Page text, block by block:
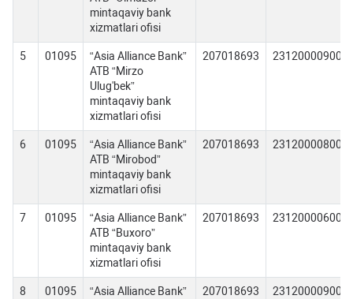
mintaqaviy bank
xizmatlari ofisi
5 01095
“Asia Alliance Bank”
ATB “Mirzo
Ulug'bek”
mintaqaviy bank
xizmatlari ofisi
207018693
6 01095
“Asia Alliance Bank”
ATB “Mirobod”
mintaqaviy bank
xizmatlari ofisi
207018693
7 01095
“Asia Alliance Bank”
ATB “Buxoro”
mintaqaviy bank
xizmatlari ofisi
207018693
8 01095
“Asia Alliance Bank”
207018693